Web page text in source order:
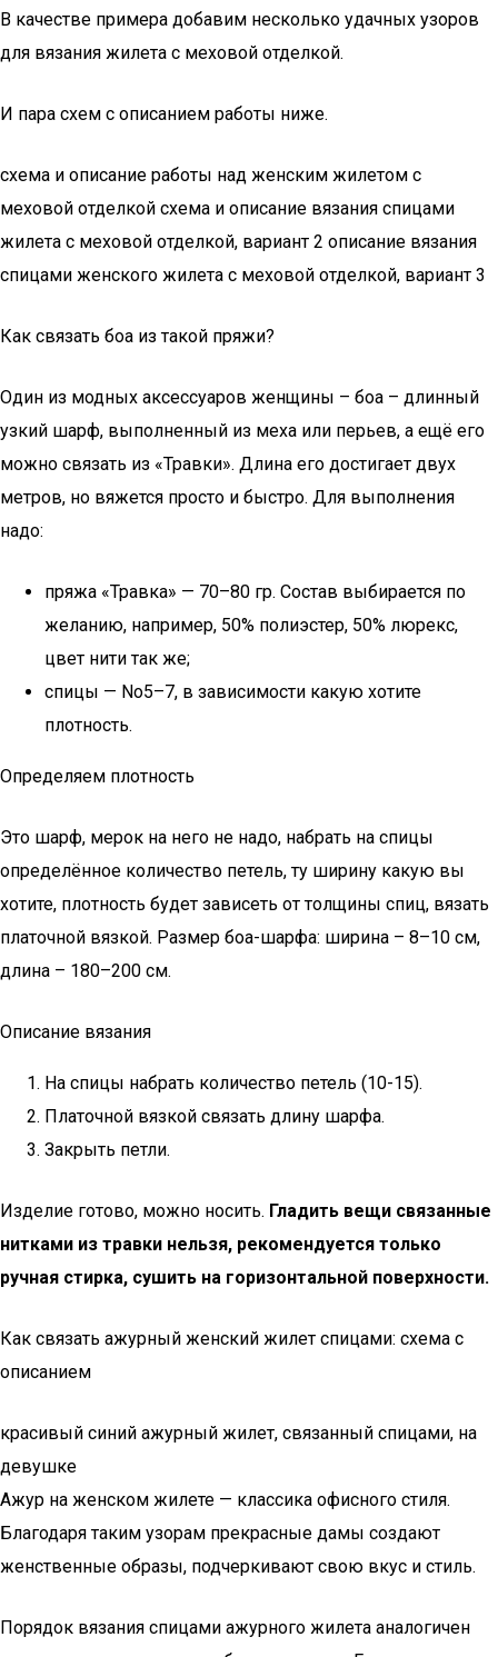
В качестве примера добавим несколько удачных узоров
для вязания жилета с меховой отделкой.
И пара схем с описанием работы ниже.
схема и описание работы над женским жилетом с
меховой отделкой схема и описание вязания спицами
жилета с меховой отделкой, вариант 2 описание вязания
спицами женского жилета с меховой отделкой, вариант 3
Как связать боа из такой пряжи?
Один из модных аксессуаров женщины – боа – длинный
узкий шарф, выполненный из меха или перьев, а ещё его
можно связать из «Травки». Длина его достигает двух
метров, но вяжется просто и быстро. Для выполнения
надо:
пряжа «Травка» — 70–80 гр. Состав выбирается по
желанию, например, 50% полиэстер, 50% люрекс,
цвет нити так же;
спицы — No5–7, в зависимости какую хотите
плотность.
Определяем плотность
Это шарф, мерок на него не надо, набрать на спицы
определённое количество петель, ту ширину какую вы
хотите, плотность будет зависеть от толщины спиц, вязать
платочной вязкой. Размер боа-шарфа: ширина – 8–10 см,
длина – 180–200 см.
Описание вязания
На спицы набрать количество петель (10-15).
Платочной вязкой связать длину шарфа.
Закрыть петли.
Изделие готово, можно носить. Гладить вещи связанные
нитками из травки нельзя, рекомендуется только
ручная стирка, сушить на горизонтальной поверхности.
Как связать ажурный женский жилет спицами: схема с
описанием
красивый синий ажурный жилет, связанный спицами, на
девушке
Ажур на женском жилете — классика офисного стиля.
Благодаря таким узорам прекрасные дамы создают
женственные образы, подчеркивают свою вкус и стиль.
Порядок вязания спицами ажурного жилета аналогичен